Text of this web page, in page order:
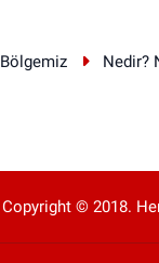
Bölgemiz Nedir?
Copyright © 2018. Her